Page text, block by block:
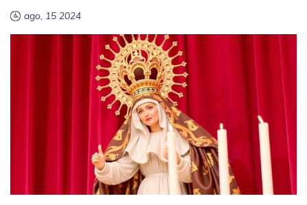
ago, 15 2024